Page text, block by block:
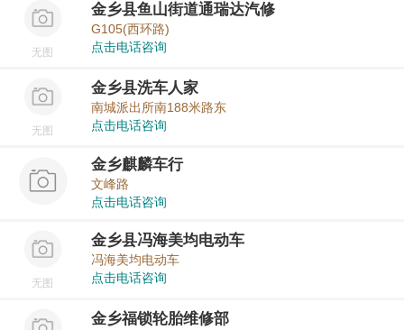
无图
金乡县鱼山街道通瑞达汽修
G105(西环路)
点击电话咨询
无图
金乡县洗车人家
南城派出所南188米路东
点击电话咨询
金乡麒麟车行
文峰路
点击电话咨询
无图
金乡县冯海美均电动车
冯海美均电动车
点击电话咨询
金乡福锁轮胎维修部